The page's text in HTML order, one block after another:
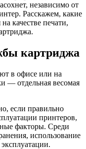
независимо от
Расскажем, какие
качестве печати,
картриджа
в офисе или на
— отдельная весомая
если правильно
принтеров,
факторы. Среди
использование